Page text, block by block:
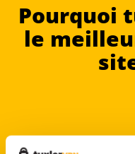
Pourquoi
le
Le contenu